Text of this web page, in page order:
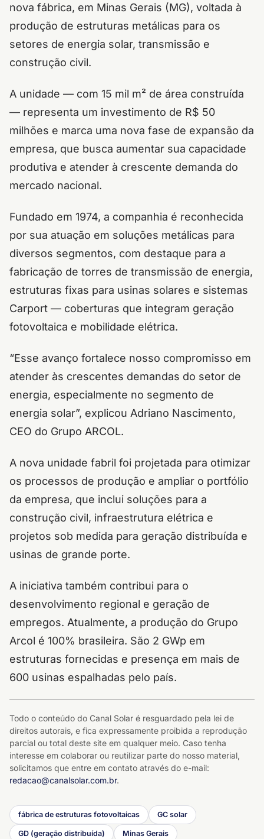
nova fábrica, em Minas Gerais (MG), voltada à
produção de estruturas metálicas para os
setores de energia solar, transmissão e
construção civil.
A unidade — com 15 mil m² de área construída
— representa um investimento de R$ 50
milhões e marca uma nova fase de expansão da
empresa, que busca aumentar sua capacidade
produtiva e atender à crescente demanda do
mercado nacional.
Fundado em 1974, a companhia é reconhecida
por sua atuação em soluções metálicas para
diversos segmentos, com destaque para a
fabricação de torres de transmissão de energia,
estruturas fixas para usinas solares e sistemas
Carport — coberturas que integram geração
fotovoltaica e mobilidade elétrica.
“Esse avanço fortalece nosso compromisso em
atender às crescentes demandas do setor de
energia, especialmente no segmento de
energia solar”, explicou Adriano Nascimento,
CEO do Grupo ARCOL.
A nova unidade fabril foi projetada para otimizar
os processos de produção e ampliar o portfólio
da empresa, que inclui soluções para a
construção civil, infraestrutura elétrica e
projetos sob medida para geração distribuída e
usinas de grande porte.
A iniciativa também contribui para o
desenvolvimento regional e geração de
empregos. Atualmente, a produção do Grupo
Arcol é 100% brasileira. São 2 GWp em
estruturas fornecidas e presença em mais de
600 usinas espalhadas pelo país.
Todo o conteúdo do Canal Solar é resguardado pela lei de
direitos autorais, e fica expressamente proibida a reprodução
parcial ou total deste site em qualquer meio. Caso tenha
interesse em colaborar ou reutilizar parte do nosso material,
solicitamos que entre em contato através do e-mail:
redacao@canalsolar.com.br.
fábrica de estruturas fotovoltaicas GC solar
GD (geração distribuída) Minas Gerais